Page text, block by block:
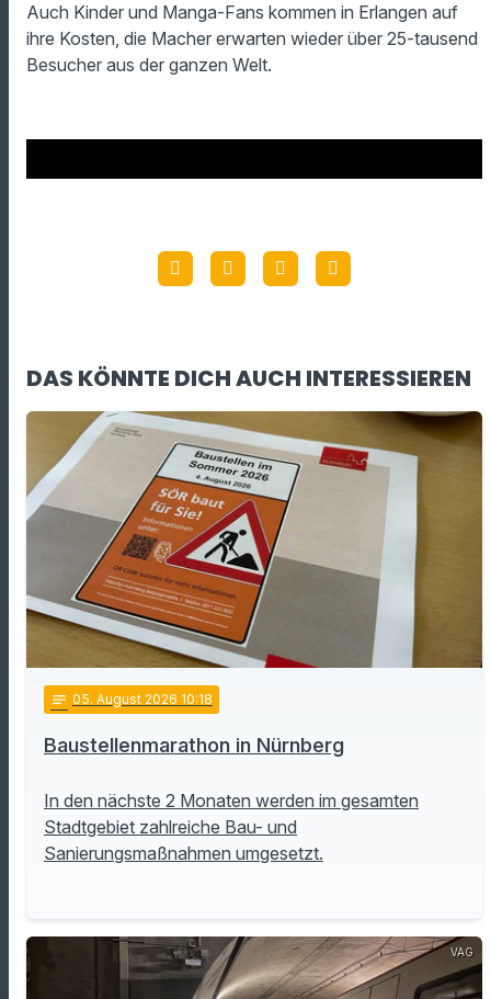
Auch Kinder und Manga-Fans kommen in Erlangen auf
ihre Kosten, die Macher erwarten wieder über 25-tausend
Besucher aus der ganzen Welt.
DAS KÖNNTE DICH AUCH INTERESSIEREN
notes 05. August 2026 10:18
Baustellenmarathon in Nürnberg
In den nächste 2 Monaten werden im gesamten
Stadtgebiet zahlreiche Bau- und
Sanierungsmaßnahmen umgesetzt.
VAG